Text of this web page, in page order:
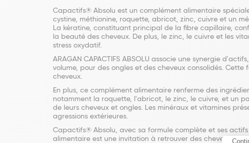
Capactifs® Absolu est un complément alimentaire
cystine, méthionine, roquette, abricot, zinc, cuivre et un
La kératine, constituant principal de la fibre capillaire,
la beauté des cheveux. De plus, le zinc, le cuivre et les
stress oxydatif.
ARAGAN CAPACTIFS ABSOLU associe une synergie
volume, pour des ongles et des cheveux consolidés.
cheveux.
En plus, ce complément alimentaire renferme des
notamment la roquette, l'abricot, le zinc, le cuivre, et un
de leurs cheveux et ongles. Les minéraux et vitamines
agressions extérieures.
Capactifs® Absolu, avec sa formule complète et ses
alimentaire est une invitation à retrouver des cheveux